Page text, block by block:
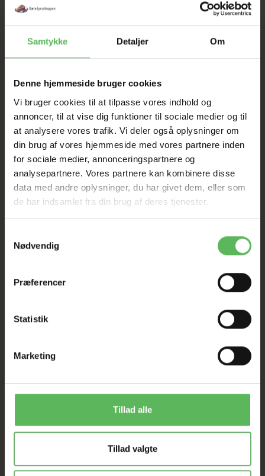
Samtykke Detaljer Om
Denne hjemmeside bruger cookies
Vi bruger cookies til at tilpasse vores indhold og
annoncer, til at vise dig funktioner til sociale medier og til
at analysere vores trafik. Vi deler også oplysninger om
din brug af vores hjemmeside med vores partnere inden
for sociale medier, annonceringspartnere og
analysepartnere. Vores partnere kan kombinere disse
data med andre oplysninger, du har givet dem, eller som
de har indsamlet fra din brug af deres tjenester.
Nødvendig
Præferencer
Statistik
Marketing
Tillad alle
Tillad valgte
SOMMER
UDSALG
TIL D. 8 AUGUST
HELE WEBSHOPPEN ER
SAT NED
Tilbud GÆLDER IKKE
I FYSISK BUTIKKERE